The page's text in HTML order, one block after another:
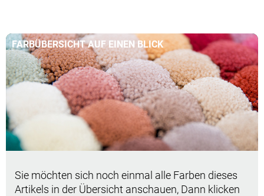
FARBÜBERSICHT AUF EINEN BLICK
Sie möchten sich noch einmal alle Farben dieses
Artikels in der Übersicht anschauen, Dann klicken